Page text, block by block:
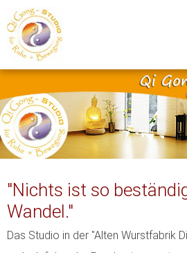
"Nichts ist so
Wandel."
Das Studio in der "Alten Wurstfabrik